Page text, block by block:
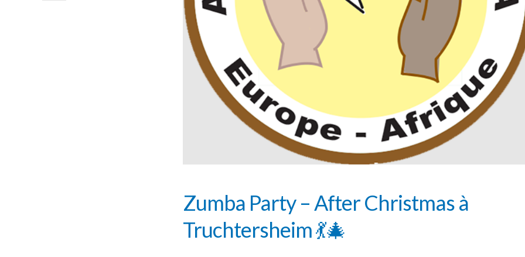
Zumba Party – After Christmas à
Truchtersheim 💃🎄